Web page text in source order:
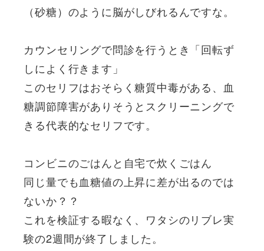
（砂糖）のように脳がしびれるんですな。
カウンセリングで問診を行うとき「回転ず
しによく行きます」
このセリフはおそらく糖質中毒がある、血
糖調節障害がありそうとスクリーニングで
きる代表的なセリフです。
コンビニのごはんと自宅で炊くごはん
同じ量でも血糖値の上昇に差が出るのでは
ないか？？
これを検証する暇なく、ワタシのリブレ実
験の2週間が終了しました。